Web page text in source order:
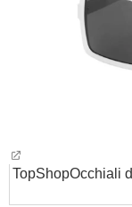
TopShopOcchiali